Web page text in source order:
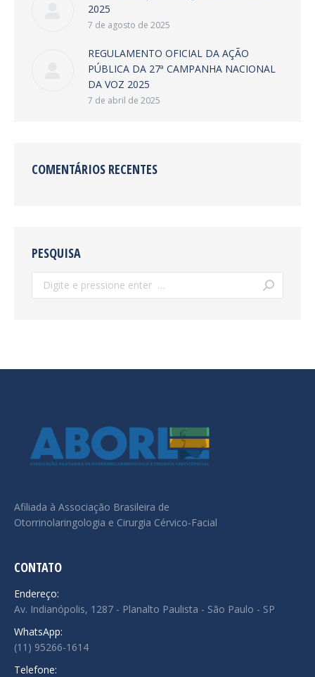
2025
7 de agosto de 2025
REGULAMENTO OFICIAL DA AÇÃO
PÚBLICA DA 27ª CAMPANHA NACIONAL
DA VOZ 2025
7 de abril de 2025
COMENTÁRIOS RECENTES
PESQUISA
Search:
Afiliada à Associação Brasileira de
Otorrinolaringologia e Cirurgia Cérvico-Facial
CONTATO
Endereço:
Av. Indianópolis, 1287 - Planalto Paulista - São Paulo - SP
WhatsApp:
(11) 95266-1614
Telefone: